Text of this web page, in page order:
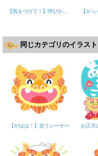
同じカテゴリのイラスト
【がはは！】笑うシーサー